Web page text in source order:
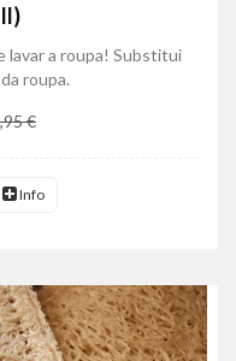
lavar a roupa! Substitui
roupa.
€
Info